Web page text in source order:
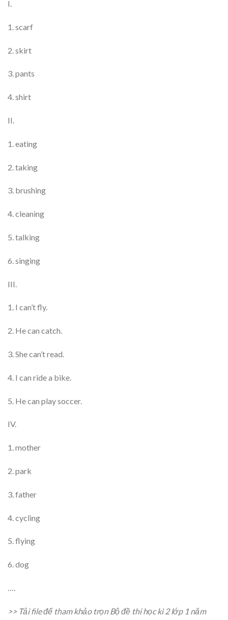
I.
1. scarf
2. skirt
3. pants
4. shirt
II.
1. eating
2. taking
3. brushing
4. cleaning
5. talking
6. singing
III.
1. I can’t fly.
2. He can catch.
3. She can’t read.
4. I can ride a bike.
5. He can play soccer.
IV.
1. mother
2. park
3. father
4. cycling
5. flying
6. dog
….
>> Tải file để tham khảo trọn Bộ đề thi học kì 2 lớp 1 năm